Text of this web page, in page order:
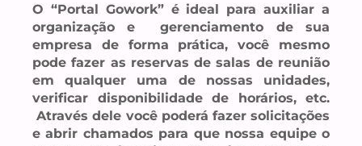
O “Portal Gowork” é ideal para auxiliar a
organização e gerenciamento de sua
empresa de forma prática, você mesmo
pode fazer as reservas de salas de reunião
em qualquer uma de nossas unidades,
verificar disponibilidade de horários, etc.
Através dele você poderá fazer solicitações
e abrir chamados para que nossa equipe o